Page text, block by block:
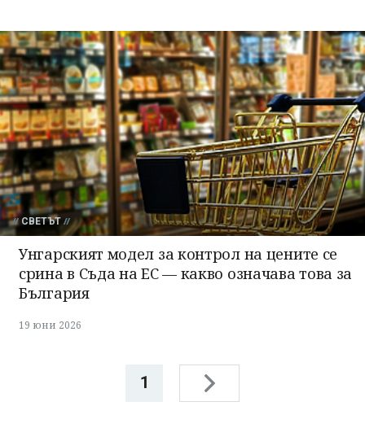
СВЕТЪТ
Унгарският модел за контрол на цените се
срина в Съда на ЕС — какво означава това за
България
19 юни 2026
1